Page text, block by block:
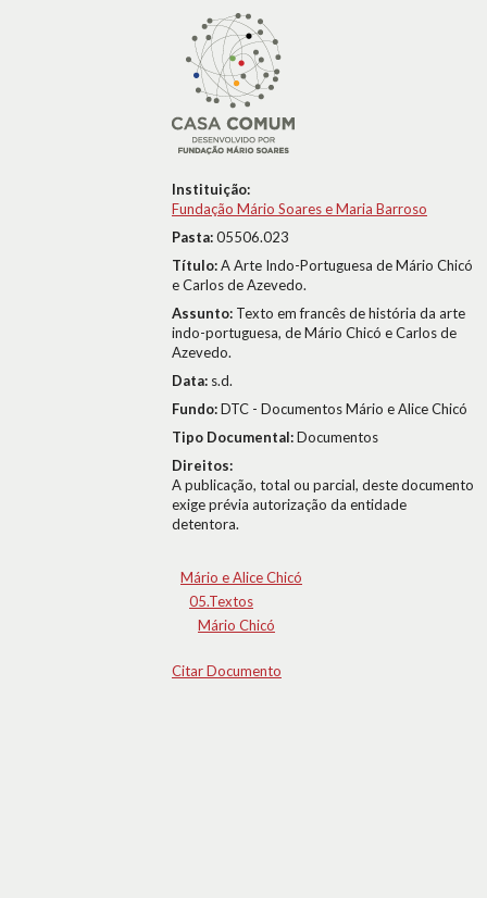
Instituição:
Fundação Mário Soares e Maria Barroso
Pasta:05506.023
Título:A Arte Indo-Portuguesa de Mário Chicó
e Carlos de Azevedo.
Assunto: Texto em francês de história da arte
indo-portuguesa, de Mário Chicó e Carlos de
Azevedo.
Data: s.d.
Fundo:DTC - Documentos Mário e Alice Chicó
Tipo Documental:Documentos
Direitos:
A publicação, total ou parcial, deste documento
exige prévia autorização da entidade
detentora.
Mário e Alice Chicó
05.Textos
Mário Chicó
Citar Documento